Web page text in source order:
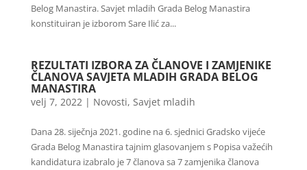
Belog Manastira. Savjet mladih Grada Belog Manastira
konstituiran je izborom Sare Ilić za...
REZULTATI IZBORA ZA ČLANOVE I ZAMJENIKE
ČLANOVA SAVJETA MLADIH GRADA BELOG
MANASTIRA
velj 7, 2022| Novosti, Savjet mladih
Dana 28. siječnja 2021. godine na 6. sjednici Gradsko vijeće
Grada Belog Manastira tajnim glasovanjem s Popisa važećih
kandidatura izabralo je 7 članova sa 7 zamjenika članova